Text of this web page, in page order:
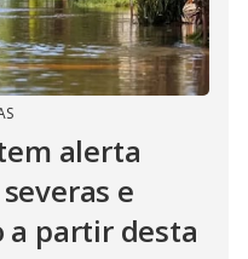
alerta
e
a partir desta